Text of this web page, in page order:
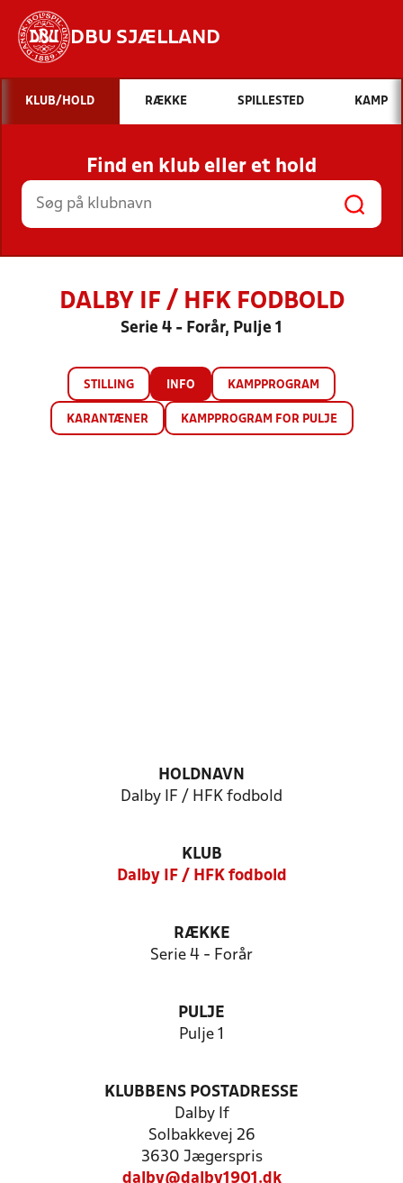
DBU SJÆLLAND
Hvad vil du søge efter?
INDHOLD OG NYHEDER
STILLINGER, RESULTATER, KLUBBER OG
HOLD
KLUB/HOLD RÆKKE SPILLESTED KAMP
Find en klub eller et hold
DALBY IF / HFK FODBOLD
Serie 4 - Forår, Pulje 1
STILLING INFO KAMPPROGRAM
KARANTÆNER KAMPPROGRAM FOR PULJE
HOLDNAVN
Dalby IF / HFK fodbold
KLUB
Dalby IF / HFK fodbold
RÆKKE
Serie 4 - Forår
PULJE
Pulje 1
KLUBBENS POSTADRESSE
Dalby If
Solbakkevej 26
3630 Jægerspris
dalby@dalby1901.dk